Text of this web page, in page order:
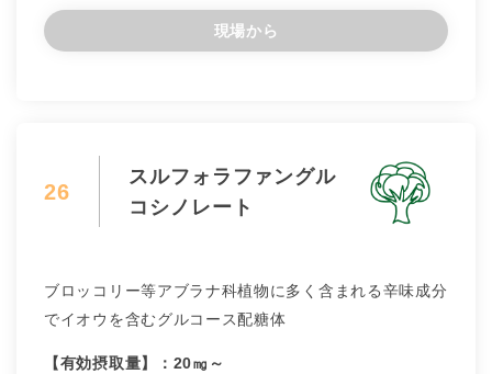
現場から
26
スルフォラファングル
コシノレート
ブロッコリー等アブラナ科植物に多く含まれる辛味成分
でイオウを含むグルコース配糖体
【有効摂取量】：20㎎～